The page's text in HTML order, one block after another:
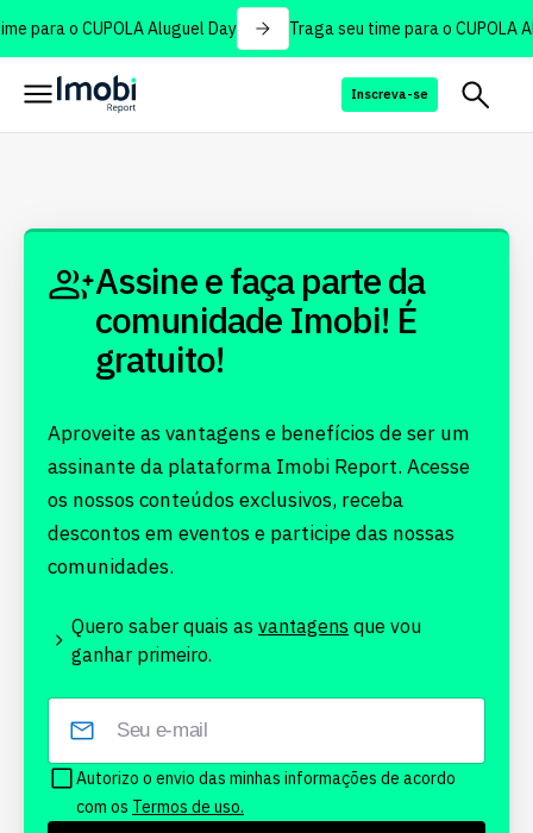
para o CUPOLA Aluguel Day Traga seu time para o CUPOLA
Inscreva-se
Assine e faça parte da
comunidade Imobi! É
gratuito!
Aproveite as vantagens e benefícios de ser um
assinante da plataforma Imobi Report. Acesse
os nossos conteúdos exclusivos, receba
descontos em eventos e participe das nossas
comunidades.
Quero saber quais as vantagens que vou
ganhar primeiro.
Autorizo o envio das minhas informações de acordo
com os Termos de uso.